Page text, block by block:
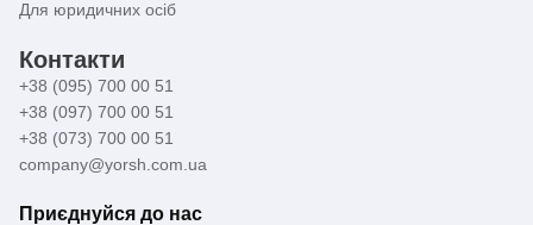
Для юридичних осіб
Контакти
+38 (095) 700 00 51
+38 (097) 700 00 51
+38 (073) 700 00 51
company@yorsh.com.ua
Приєднуйся до нас